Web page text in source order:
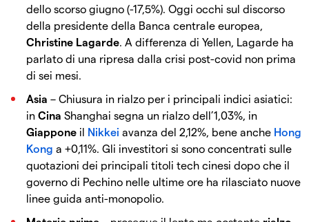
dello scorso giugno (-17,5%). Oggi occhi sul discorso
della presidente della Banca centrale europea,
Christine Lagarde. A differenza di Yellen, Lagarde ha
parlato di una ripresa dalla crisi post-covid non prima
di sei mesi.
Asia – Chiusura in rialzo per i principali indici asiatici:
in Cina Shanghai segna un rialzo dell’1,03%, in
Giappone il Nikkei avanza del 2,12%, bene anche Hong
Kong a +0,11%. Gli investitori si sono concentrati sulle
quotazioni dei principali titoli tech cinesi dopo che il
governo di Pechino nelle ultime ore ha rilasciato nuove
linee guida anti-monopolio.